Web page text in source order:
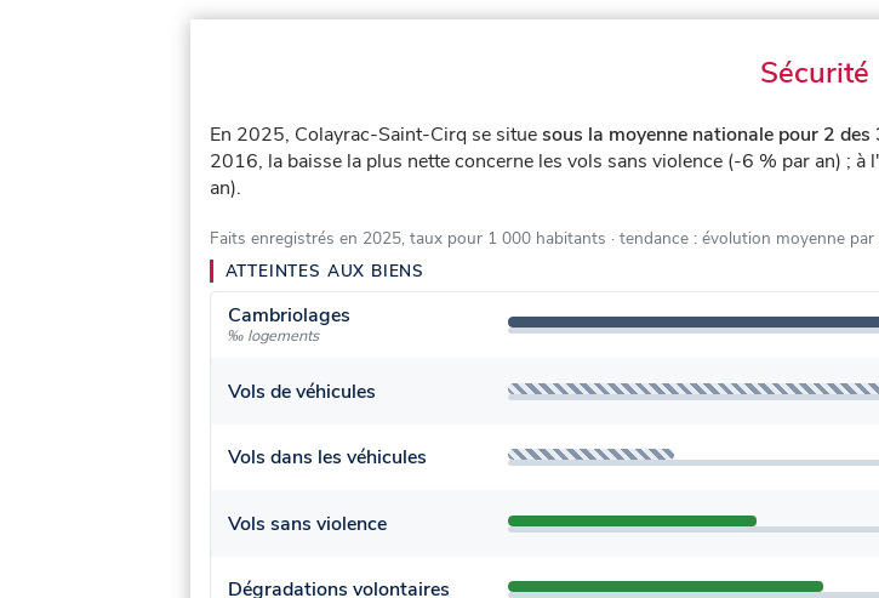
Sécurité
En 2025, Colayrac-Saint-Cirq se situesous la moyenne nationale pour 2 des
2016, la baisse la plus nette concerne les vols sans violence (-6 % par an) ;
an).
Faits enregistrés en 2025, taux pour 1 000 habitants · tendance : évolution moyenne
ATTEINTES AUX BIENS
Cambriolages
‰ logements
Vols de véhicules
Vols dans les véhicules
Vols sans violence
Dégradations volontaires